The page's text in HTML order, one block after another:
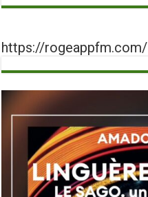
https://rogeappfm.com/